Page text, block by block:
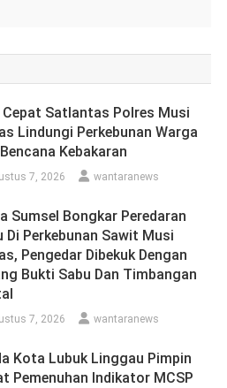
Satlantas Polres Musi
Lindungi Perkebunan Warga
Kebakaran
7, 2026 wantaranews
Sumsel Bongkar Peredaran
Di Perkebunan Sawit Musi
Pengedar Dibekuk Dengan
Bukti Sabu Dan Timbangan
7, 2026 wantaranews
Kota Lubuk Linggau Pimpin
Pemenuhan Indikator MCSP